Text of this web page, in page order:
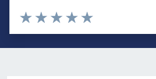
Valuta da 1 a 5 stelle la pagina
Valuta 5 stelle su 5
Valuta 4 stelle su 5
Valuta 3 stelle su 5
Valuta 2 stelle su 5
Valuta 1 stelle su 5